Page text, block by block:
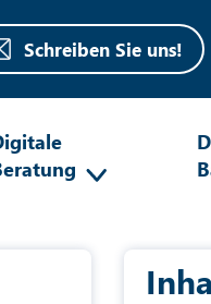
Schreiben Sie uns!